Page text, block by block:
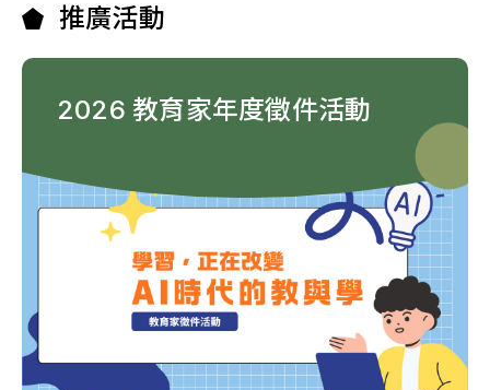
推廣活動
2026 教育家年度徵件活動